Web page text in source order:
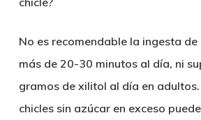
No es recomendable la ingesta
más de 20-30 minutos al día, ni
gramos de xilitol al día en
chicles sin azúcar en exceso